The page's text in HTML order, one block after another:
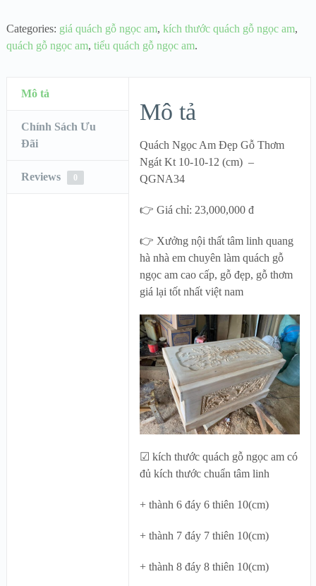
Categories: giá quách gỗ ngọc am, kích thước quách gỗ ngọc am,
quách gỗ ngọc am, tiểu quách gỗ ngọc am.
Mô tả
Chính Sách Ưu
Đãi
Reviews 0
Mô tả
Quách Ngọc Am Đẹp Gỗ Thơm
Ngát Kt 10-10-12 (cm) –
QGNA34
👉 Giá chỉ: 23,000,000 đ
👉 Xưởng nội thất tâm linh quang
hà nhà em chuyên làm quách gỗ
ngọc am cao cấp, gỗ đẹp, gỗ thơm
giá lại tốt nhất việt nam
☑ kích thước quách gỗ ngọc am có
đủ kích thước chuẩn tâm linh
+ thành 6 đáy 6 thiên 10(cm)
+ thành 7 đáy 7 thiên 10(cm)
+ thành 8 đáy 8 thiên 10(cm)